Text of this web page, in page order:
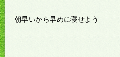
朝早いから早めに寝せよう